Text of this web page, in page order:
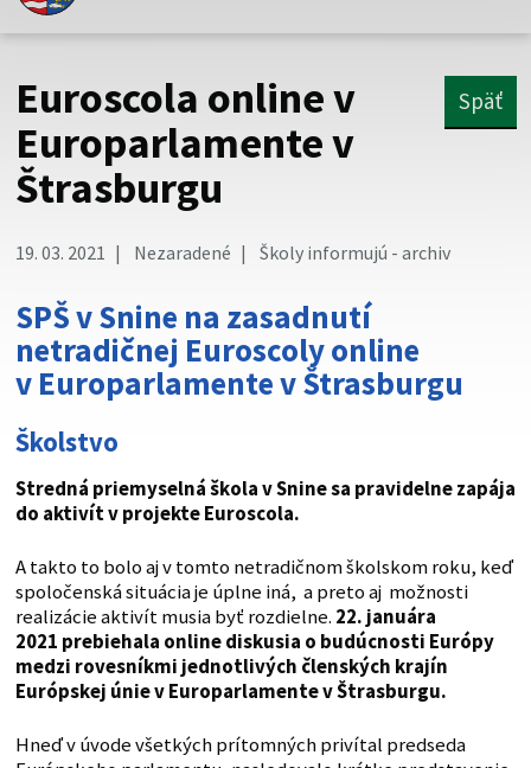
Toto je oficiálna webová stránka Prešovského
Táto stránka je zabezpečená
Buďte pozorní a vždy sa uistite, že zdieľate informácie iba
cez zabezpečenú webovú stránku. Zabezpečená stránka
Euroscola online v
Europarlamente v
Štrasburgu
Späť
19. 03. 2021 Nezaradené Školy informujú - archiv
SPŠ v Snine na zasadnutí
netradičnej Euroscoly online
v Europarlamente v Štrasburgu
Školstvo
Stredná priemyselná škola v Snine sa pravidelne zapája
do aktivít v projekte Euroscola.
A takto to bolo aj v tomto netradičnom školskom roku, keď
spoločenská situácia je úplne iná, a preto aj možnosti
realizácie aktivít musia byť rozdielne. 22. januára
2021 prebiehala online diskusia o budúcnosti Európy
medzi rovesníkmi jednotlivých členských krajín
Európskej únie v Europarlamente v Štrasburgu.
Hneď v úvode všetkých prítomných privítal predseda